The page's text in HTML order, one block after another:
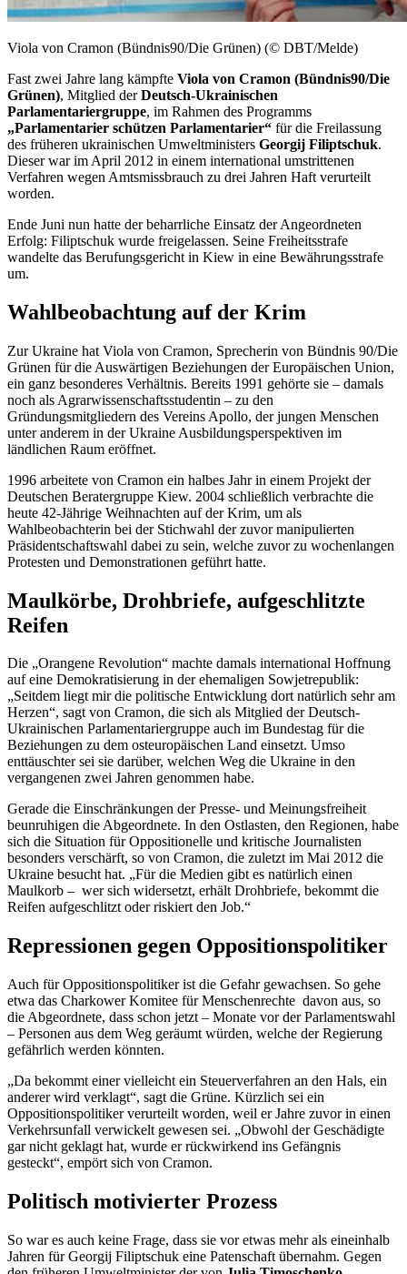
Viola von Cramon (Bündnis90/Die Grünen) (© DBT/Melde)
Fast zwei Jahre lang kämpfte Viola von Cramon (Bündnis90/Die
Grünen), Mitglied derDeutsch-Ukrainischen
Parlamentariergruppe, im Rahmen des Programms
„Parlamentarier schützen Parlamentarier“ für die Freilassung
des früheren ukrainischen Umweltministers Georgij Filiptschuk.
Dieser war im April 2012 in einem international umstrittenen
Verfahren wegen Amtsmissbrauch zu drei Jahren Haft verurteilt
worden.
Ende Juni nun hatte der beharrliche Einsatz der Angeordneten
Erfolg: Filiptschuk wurde freigelassen. Seine Freiheitsstrafe
wandelte das Berufungsgericht in Kiew in eine Bewährungsstrafe
um.
Wahlbeobachtung auf der Krim
Zur Ukraine hat Viola von Cramon, Sprecherin von Bündnis 90/Die
Grünen für die Auswärtigen Beziehungen der Europäischen Union,
ein ganz besonderes Verhältnis. Bereits 1991 gehörte sie – damals
noch als Agrarwissenschaftsstudentin – zu den
Gründungsmitgliedern des Vereins Apollo, der jungen Menschen
unter anderem in der Ukraine Ausbildungsperspektiven im
ländlichen Raum eröffnet.
1996 arbeitete von Cramon ein halbes Jahr in einem Projekt der
Deutschen Beratergruppe Kiew. 2004 schließlich verbrachte die
heute 42-Jährige Weihnachten auf der Krim, um als
Wahlbeobachterin bei der Stichwahl der zuvor manipulierten
Präsidentschaftswahl dabei zu sein, welche zuvor zu wochenlangen
Protesten und Demonstrationen geführt hatte.
Maulkörbe, Drohbriefe, aufgeschlitzte
Reifen
Die „Orangene Revolution“ machte damals international Hoffnung
auf eine Demokratisierung in der ehemaligen Sowjetrepublik:
„Seitdem liegt mir die politische Entwicklung dort natürlich sehr am
Herzen“, sagt von Cramon, die sich als Mitglied der Deutsch-
Ukrainischen Parlamentariergruppe auch im Bundestag für die
Beziehungen zu dem osteuropäischen Land einsetzt. Umso
enttäuschter sei sie darüber, welchen Weg die Ukraine in den
vergangenen zwei Jahren genommen habe.
Gerade die Einschränkungen der Presse- und Meinungsfreiheit
beunruhigen die Abgeordnete. In den Ostlasten, den Regionen, habe
sich die Situation für Oppositionelle und kritische Journalisten
besonders verschärft, so von Cramon, die zuletzt im Mai 2012 die
Ukraine besucht hat. „Für die Medien gibt es natürlich einen
Maulkorb – wer sich widersetzt, erhält Drohbriefe, bekommt die
Reifen aufgeschlitzt oder riskiert den Job.“
Repressionen gegen Oppositionspolitiker
Auch für Oppositionspolitiker ist die Gefahr gewachsen. So gehe
etwa das Charkower Komitee für Menschenrechte davon aus, so
die Abgeordnete, dass schon jetzt – Monate vor der Parlamentswahl
– Personen aus dem Weg geräumt würden, welche der Regierung
gefährlich werden könnten.
„Da bekommt einer vielleicht ein Steuerverfahren an den Hals, ein
anderer wird verklagt“, sagt die Grüne. Kürzlich sei ein
Oppositionspolitiker verurteilt worden, weil er Jahre zuvor in einen
Verkehrsunfall verwickelt gewesen sei. „Obwohl der Geschädigte
gar nicht geklagt hat, wurde er rückwirkend ins Gefängnis
gesteckt“, empört sich von Cramon.
Politisch motivierter Prozess
So war es auch keine Frage, dass sie vor etwas mehr als eineinhalb
Jahren für Georgij Filiptschuk eine Patenschaft übernahm. Gegen